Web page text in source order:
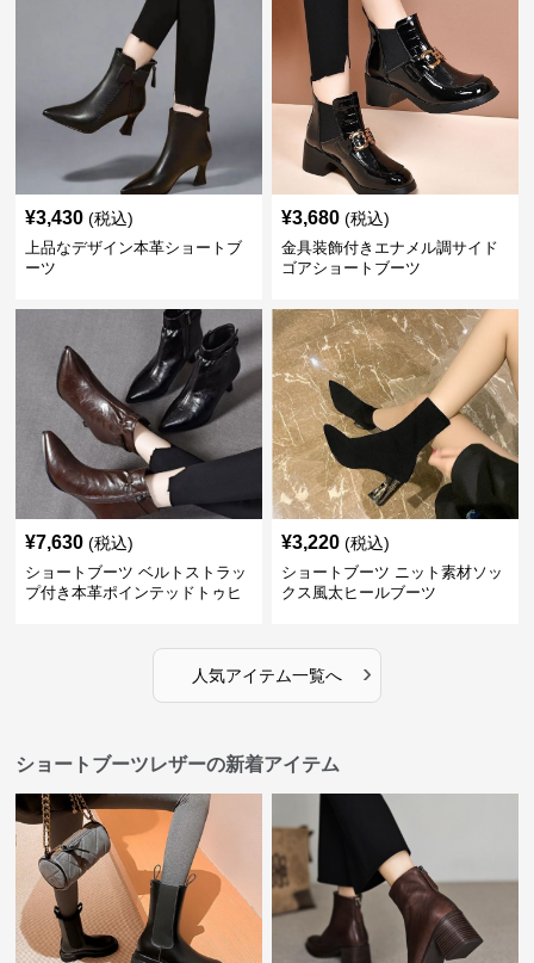
¥3,430 (税込)
上品なデザイン本革ショートブ
ーツ
¥3,680 (税込)
金具装飾付きエナメル調サイド
ゴアショートブーツ
¥7,630 (税込)
ショートブーツ ベルトストラッ
プ付き本革ポインテッドトゥヒ
¥3,220 (税込)
ショートブーツ ニット素材ソッ
クス風太ヒールブーツ
人気アイテム一覧へ ›
ショートブーツレザーの新着アイテム